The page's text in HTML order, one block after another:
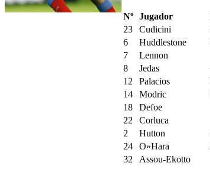
Nº Jugador
23
Cudicini
6
Huddlestone
7
Lennon
8
Jedas
12
Palacios
14
Modric
18
Defoe
22
Corluca
2
Hutton
24
O»Hara
32
Assou-Ekotto